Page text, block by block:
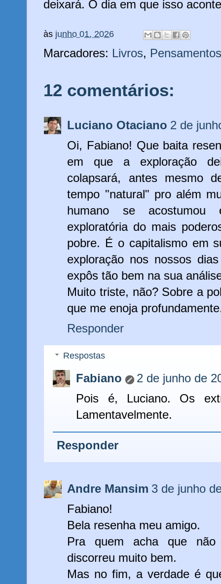
deixará. O dia em que isso
às junho 01, 2026
Marcadores: Livros,
12 comentários:
Luciano Otaciano 2 de
Oi, Fabiano! Que baita
em que a exploração
colapsará, antes mesmo
tempo "natural" pro além
humano se
exploratória do mais
pobre. É o capitalismo em
exploração nos nossos
expôs tão bem na sua
Muito triste, não? Sobre a
que me enoja
Responder
Respostas
Fabiano
2 de junho de
Pois é, Luciano. Os
Lamentavelmente.
Responder
Andre Mansim 3 de junho
Fabiano!
Bela resenha meu amigo.
Pra quem acha que
discorreu muito bem.
Mas no fim, a verdade é